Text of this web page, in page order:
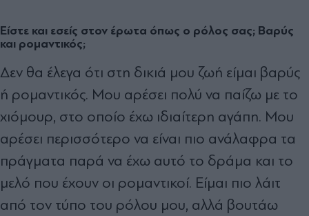
Είστε και εσείς στον έρωτα όπως ο ρόλος σας; Βαρύς
και ρομαντικός;
Δεν θα έλεγα ότι στη δικιά μου ζωή είμαι βαρύς
ή ρομαντικός. Μου αρέσει πολύ να παίζω με το
χιόμουρ, στο οποίο έχω ιδιαίτερη αγάπη. Μου
αρέσει περισσότερο να είναι πιο ανάλαφρα τα
πράγματα παρά να έχω αυτό το δράμα και το
μελό που έχουν οι ρομαντικοί. Είμαι πιο λάιτ
από τον τύπο του ρόλου μου, αλλά βουτάω